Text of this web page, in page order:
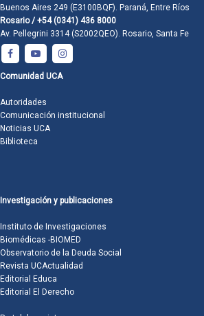
Buenos Aires 249 (E3100BQF). Paraná, Entre Ríos
Rosario / +54 (0341) 436 8000
Av. Pellegrini 3314 (S2002QEO). Rosario, Santa Fe
Comunidad UCA
Autoridades
Comunicación institucional
Noticias UCA
Biblioteca
Investigación y publicaciones
Instituto de Investigaciones
Biomédicas -BIOMED
Observatorio de la Deuda Social
Revista UCActualidad
Editorial Educa
Editorial El Derecho